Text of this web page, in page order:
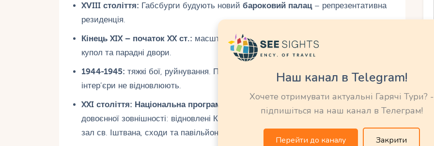
XVIII століття: Габсбурги будують новий бароковий палац– репрезентативна
резиденція.
Кінець XIX – початок XX ст.: масштабна перебудова (Йбл і Хауссман), величний
купол та парадні двори.
1944-1945: тяжкі бої, руйнування. Післявоєнна реставрація у спрощеному стилі
інтер’єри не відновлюють.
XXI століття: Національна програма Хауссмана
довоєнної зовнішності: відновлені Кінний манеж (Lovarda), Мисливський палац,
зал св. Іштвана, сходи та павільйони.
Наш канал в Telegram!
Хочете отримувати актуальні Гарячі Тури? -
підпишіться на наш канал в Телеграм!
Перейти до каналу Закрити